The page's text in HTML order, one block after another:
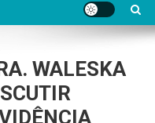
WALESKA